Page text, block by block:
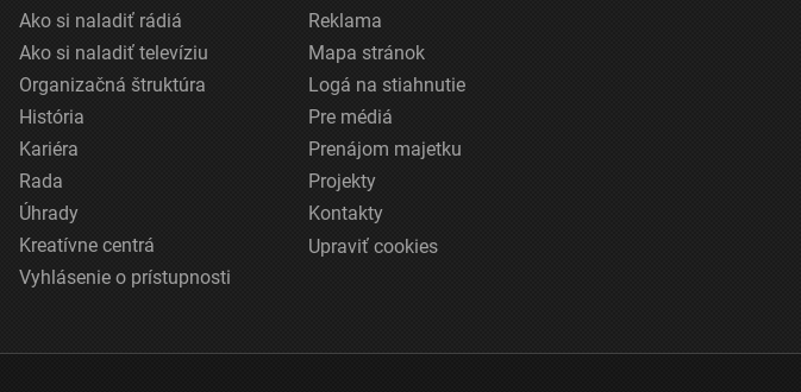
Ako si naladiť rádiá
Ako si naladiť televíziu
Organizačná štruktúra
História
Kariéra
Rada
Úhrady
Kreatívne centrá
Vyhlásenie o prístupnosti
Reklama
Mapa stránok
Logá na stiahnutie
Pre médiá
Prenájom majetku
Projekty
Kontakty
Upraviť cookies